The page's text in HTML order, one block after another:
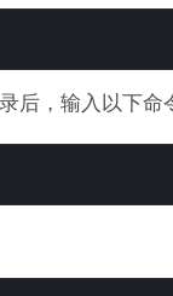
后，输入以下命